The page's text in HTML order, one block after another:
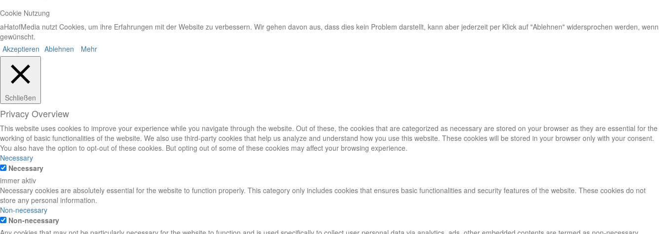
Cookie Nutzung
aHatofMedia nutzt Cookies, um ihre Erfahrungen mit der Website zu verbessern. Wir gehen davon aus, dass dies kein Problem darstellt, kann aber jederzeit per Klick auf "Ablehnen" widersprochen werden, wenn
gewünscht.
Akzeptieren Ablehnen Mehr
Schließen
Privacy Overview
This website uses cookies to improve your experience while you navigate through the website. Out of these, the cookies that are categorized as necessary are stored on your browser as they are essential for the
working of basic functionalities of the website. We also use third-party cookies that help us analyze and understand how you use this website. These cookies will be stored in your browser only with your consent.
You also have the option to opt-out of these cookies. But opting out of some of these cookies may affect your browsing experience.
Necessary
Necessary
immer aktiv
Necessary cookies are absolutely essential for the website to function properly. This category only includes cookies that ensures basic functionalities and security features of the website. These cookies do not
store any personal information.
Non-necessary
Non-necessary